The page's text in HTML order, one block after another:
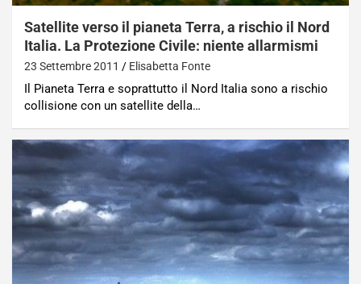
Satellite verso il pianeta Terra, a rischio il Nord
Italia. La Protezione Civile: niente allarmismi
23 Settembre 2011 Elisabetta Fonte
Il Pianeta Terra e soprattutto il Nord Italia sono a rischio
collisione con un satellite della…